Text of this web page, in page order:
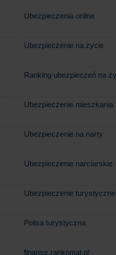
Ubezpieczenia online
Ubezpieczenie na życie
Ranking ubezpieczeń na
Ubezpieczenie mieszkania
Ubezpieczenie na narty
Ubezpieczenie narciarskie
Ubezpieczenie turystyczne
Polisa turystyczna
finanse.rankomat.pl